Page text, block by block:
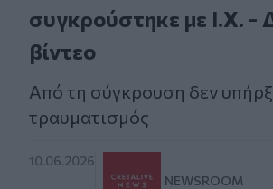
συγκρούστηκε με Ι.Χ. -
βίντεο
Από τη σύγκρουση δεν
τραυματισμός
10.06.2026
NEWSROOM